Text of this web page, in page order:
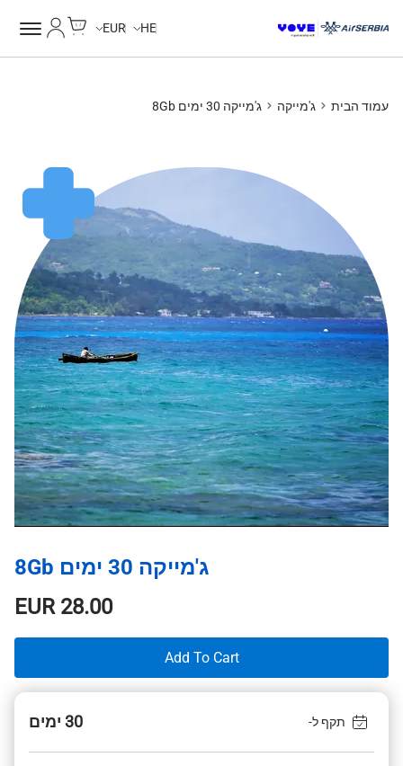
HE
EUR
עמוד הבית ג'מייקה ג'מייקה 30 ימים 8Gb
ג'מייקה 30 ימים 8Gb
EUR28.00
Add To Cart
תקף ל- 30 ימים